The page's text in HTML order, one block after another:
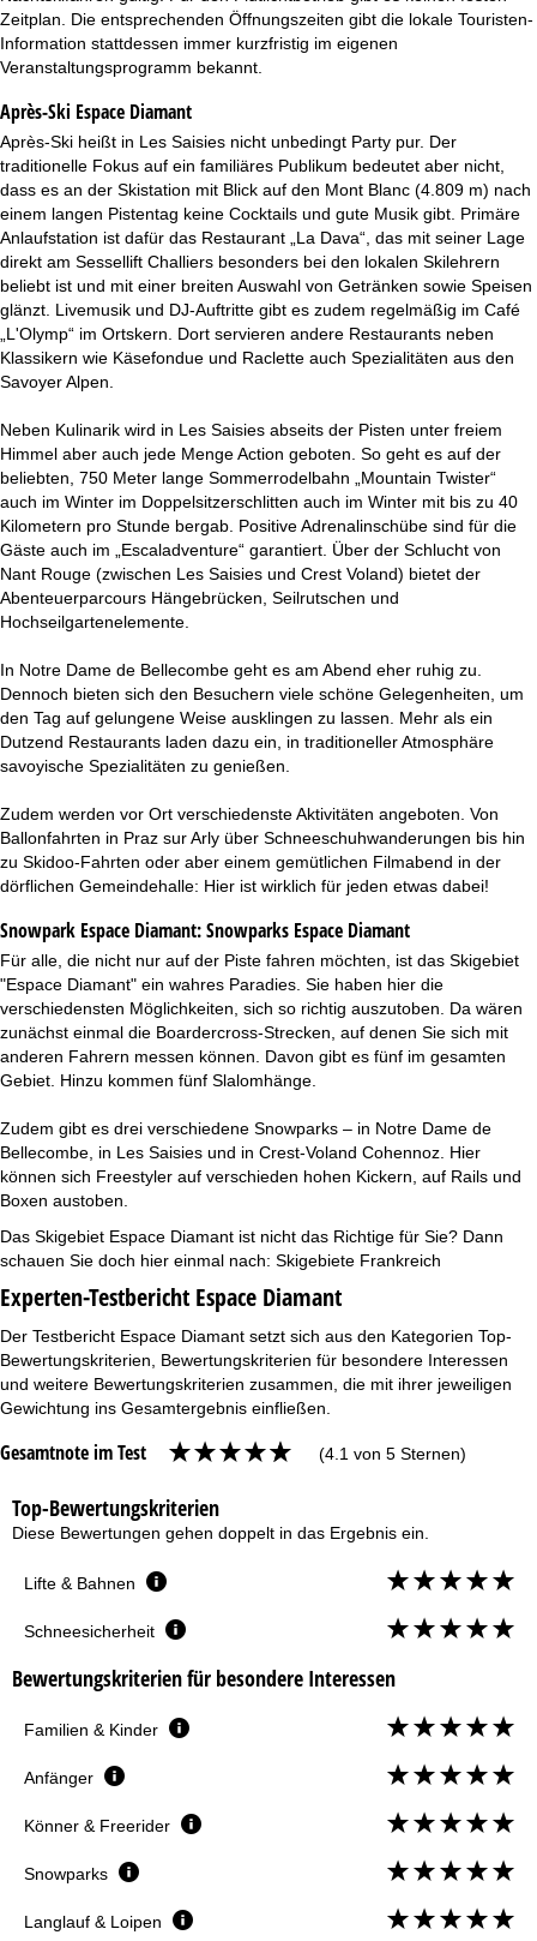
Zeitplan. Die entsprechenden Öffnungszeiten gibt die lokale Touristen-
Information stattdessen immer kurzfristig im eigenen
Veranstaltungsprogramm bekannt.
Après-Ski Espace Diamant
Après-Ski heißt in Les Saisies nicht unbedingt Party pur. Der
traditionelle Fokus auf ein familiäres Publikum bedeutet aber nicht,
dass es an der Skistation mit Blick auf den Mont Blanc (4.809 m) nach
einem langen Pistentag keine Cocktails und gute Musik gibt. Primäre
Anlaufstation ist dafür das Restaurant „La Dava“, das mit seiner Lage
direkt am Sessellift Challiers besonders bei den lokalen Skilehrern
beliebt ist und mit einer breiten Auswahl von Getränken sowie Speisen
glänzt. Livemusik und DJ-Auftritte gibt es zudem regelmäßig im Café
„L'Olymp“ im Ortskern. Dort servieren andere Restaurants neben
Klassikern wie Käsefondue und Raclette auch Spezialitäten aus den
Savoyer Alpen.
Neben Kulinarik wird in Les Saisies abseits der Pisten unter freiem
Himmel aber auch jede Menge Action geboten. So geht es auf der
beliebten, 750 Meter lange Sommerrodelbahn „Mountain Twister“
auch im Winter im Doppelsitzerschlitten auch im Winter mit bis zu 40
Kilometern pro Stunde bergab. Positive Adrenalinschübe sind für die
Gäste auch im „Escaladventure“ garantiert. Über der Schlucht von
Nant Rouge (zwischen Les Saisies und Crest Voland) bietet der
Abenteuerparcours Hängebrücken, Seilrutschen und
Hochseilgartenelemente.
In Notre Dame de Bellecombe geht es am Abend eher ruhig zu.
Dennoch bieten sich den Besuchern viele schöne Gelegenheiten, um
den Tag auf gelungene Weise ausklingen zu lassen. Mehr als ein
Dutzend Restaurants laden dazu ein, in traditioneller Atmosphäre
savoyische Spezialitäten zu genießen.
Zudem werden vor Ort verschiedenste Aktivitäten angeboten. Von
Ballonfahrten in Praz sur Arly über Schneeschuhwanderungen bis hin
zu Skidoo-Fahrten oder aber einem gemütlichen Filmabend in der
dörflichen Gemeindehalle: Hier ist wirklich für jeden etwas dabei!
Snowpark Espace Diamant:Snowparks Espace Diamant
Für alle, die nicht nur auf der Piste fahren möchten, ist das Skigebiet
"Espace Diamant" ein wahres Paradies. Sie haben hier die
verschiedensten Möglichkeiten, sich so richtig auszutoben. Da wären
zunächst einmal die Boardercross-Strecken, auf denen Sie sich mit
anderen Fahrern messen können. Davon gibt es fünf im gesamten
Gebiet. Hinzu kommen fünf Slalomhänge.
Zudem gibt es drei verschiedene Snowparks – in Notre Dame de
Bellecombe, in Les Saisies und in Crest-Voland Cohennoz. Hier
können sich Freestyler auf verschieden hohen Kickern, auf Rails und
Boxen austoben.
Das Skigebiet Espace Diamant ist nicht das Richtige für Sie? Dann
schauen Sie doch hier einmal nach: Skigebiete Frankreich
Experten-Testbericht Espace Diamant
Der Testbericht Espace Diamant setzt sich aus den Kategorien Top-
Bewertungskriterien, Bewertungskriterien für besondere Interessen
und weitere Bewertungskriterien zusammen, die mit ihrer jeweiligen
Gewichtung ins Gesamtergebnis einfließen.
Gesamtnote im Test (4.1 von 5 Sternen)
Top-Bewertungskriterien
Diese Bewertungen gehen doppelt in das Ergebnis ein.
Lifte & Bahnen
Schneesicherheit
Bewertungskriterien für besondere Interessen
Familien & Kinder
Anfänger
Könner & Freerider
Snowparks
Langlauf & Loipen